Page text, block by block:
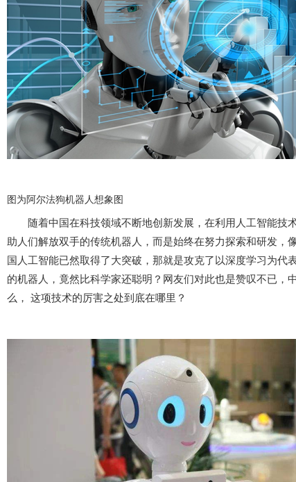
图为阿尔法狗机器人想象图
随着中国在科技领域不断地创新发展，在利用人工智能
助人们解放双手的传统机器人，而是始终在努力探索和研发，
国人工智能已然取得了大突破，那就是攻克了以深度学习为
的机器人，竟然比科学家还聪明？网友们对此也是赞叹不已，
么， 这项技术的厉害之处到底在哪里？